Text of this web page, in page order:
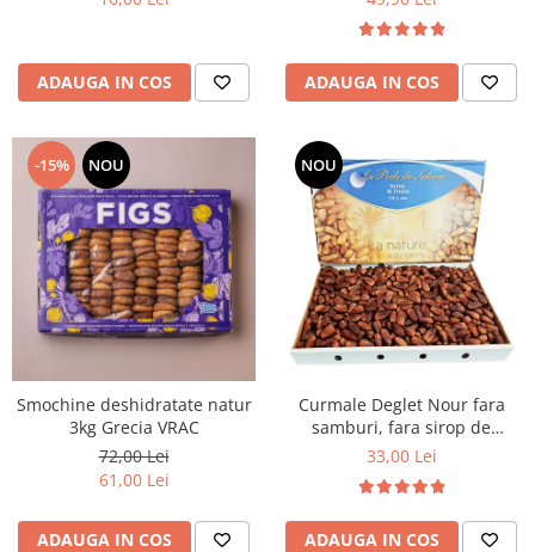
ADAUGA IN COS ADAUGA IN COS
-15% NOU
Smochine deshidratate natur
3kg Grecia VRAC
72,00 Lei
61,00 Lei
ADAUGA IN COS
NOU
Curmale Deglet Nour fara
samburi, fara sirop de
glucoza 5 kg VRAC
33,00 Lei
ADAUGA IN COS